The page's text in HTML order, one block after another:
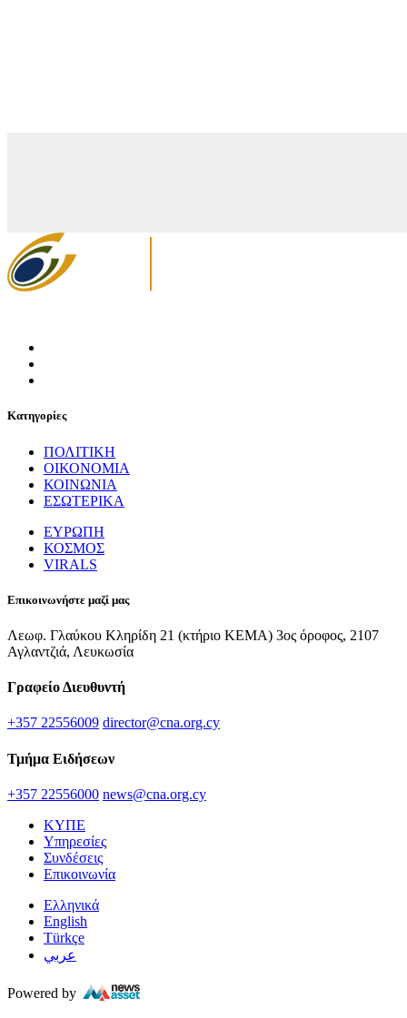
Κατηγορίες
ΠΟΛΙΤΙΚΗ
ΟΙΚΟΝΟΜΙΑ
ΚΟΙΝΩΝΙΑ
ΕΣΩΤΕΡΙΚΑ
ΕΥΡΩΠΗ
ΚΟΣΜΟΣ
VIRALS
Επικοινωνήστε μαζί μας
Λεωφ. Γλαύκου Κληρίδη 21 (κτήριο ΚΕΜΑ) 3ος όροφος, 2107
Αγλαντζιά, Λευκωσία
Γραφείο Διευθυντή
+357 22556009 director@cna.org.cy
Τμήμα Ειδήσεων
+357 22556000 news@cna.org.cy
ΚΥΠΕ
Υπηρεσίες
Συνδέσεις
Επικοινωνία
Ελληνικά
English
Türkçe
عربي
Powered by